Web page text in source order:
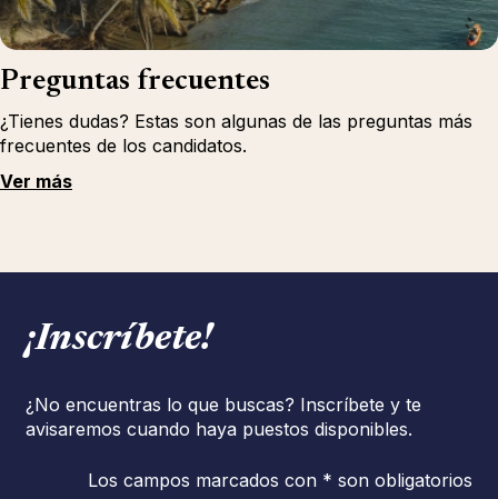
Preguntas frecuentes
¿Tienes dudas? Estas son algunas de las preguntas más
frecuentes de los candidatos.
Ver más
¡Inscríbete!
¿No encuentras lo que buscas? Inscríbete y te
avisaremos cuando haya puestos disponibles.
Los campos marcados con * son obligatorios